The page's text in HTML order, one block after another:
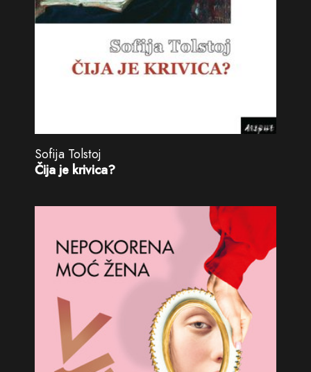
Sofija Tolstoj
Čija je krivica?